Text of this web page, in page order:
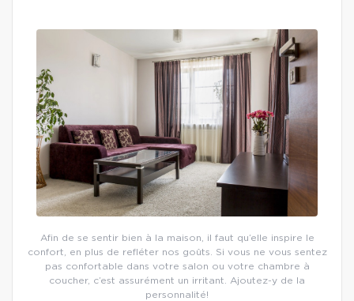
Afin de se sentir bien à la maison, il faut qu’elle inspire le
confort, en plus de refléter nos goûts. Si vous ne vous sentez
pas confortable dans votre salon ou votre chambre à
coucher, c’est assurément un irritant. Ajoutez-y de la
personnalité!